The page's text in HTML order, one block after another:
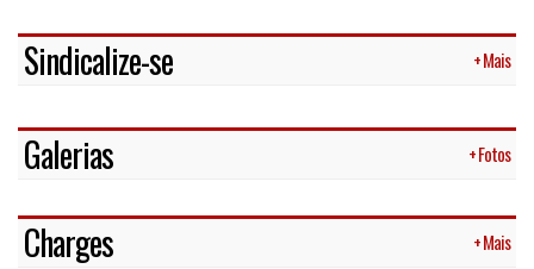
Sindicalize-se + Mais
Galerias + Fotos
Charges + Mais